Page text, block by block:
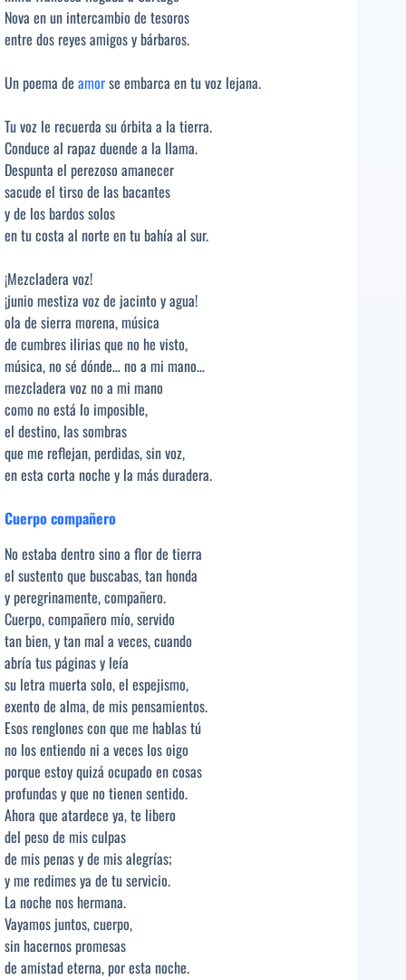
Nova en un intercambio de tesoros
entre dos reyes amigos y bárbaros.
Un poema de amorse embarca en tu voz lejana.
Tu voz le recuerda su órbita a la tierra.
Conduce al rapaz duende a la llama.
Despunta el perezoso amanecer
sacude el tirso de las bacantes
y de los bardos solos
en tu costa al norte en tu bahía al sur.
¡Mezcladera voz!
¡junio mestiza voz de jacinto y agua!
ola de sierra morena, música
de cumbres ilirias que no he visto,
música, no sé dónde… no a mi mano…
mezcladera voz no a mi mano
como no está lo imposible,
el destino, las sombras
que me reflejan, perdidas, sin voz,
en esta corta noche y la más duradera.
Cuerpo compañero
No estaba dentro sino a flor de tierra
el sustento que buscabas, tan honda
y peregrinamente, compañero.
Cuerpo, compañero mío, servido
tan bien, y tan mal a veces, cuando
abría tus páginas y leía
su letra muerta solo, el espejismo,
exento de alma, de mis pensamientos.
Esos renglones con que me hablas tú
no los entiendo ni a veces los oigo
porque estoy quizá ocupado en cosas
profundas y que no tienen sentido.
Ahora que atardece ya, te libero
del peso de mis culpas
de mis penas y de mis alegrías;
y me redimes ya de tu servicio.
La noche nos hermana.
Vayamos juntos, cuerpo,
sin hacernos promesas
de amistad eterna, por esta noche.